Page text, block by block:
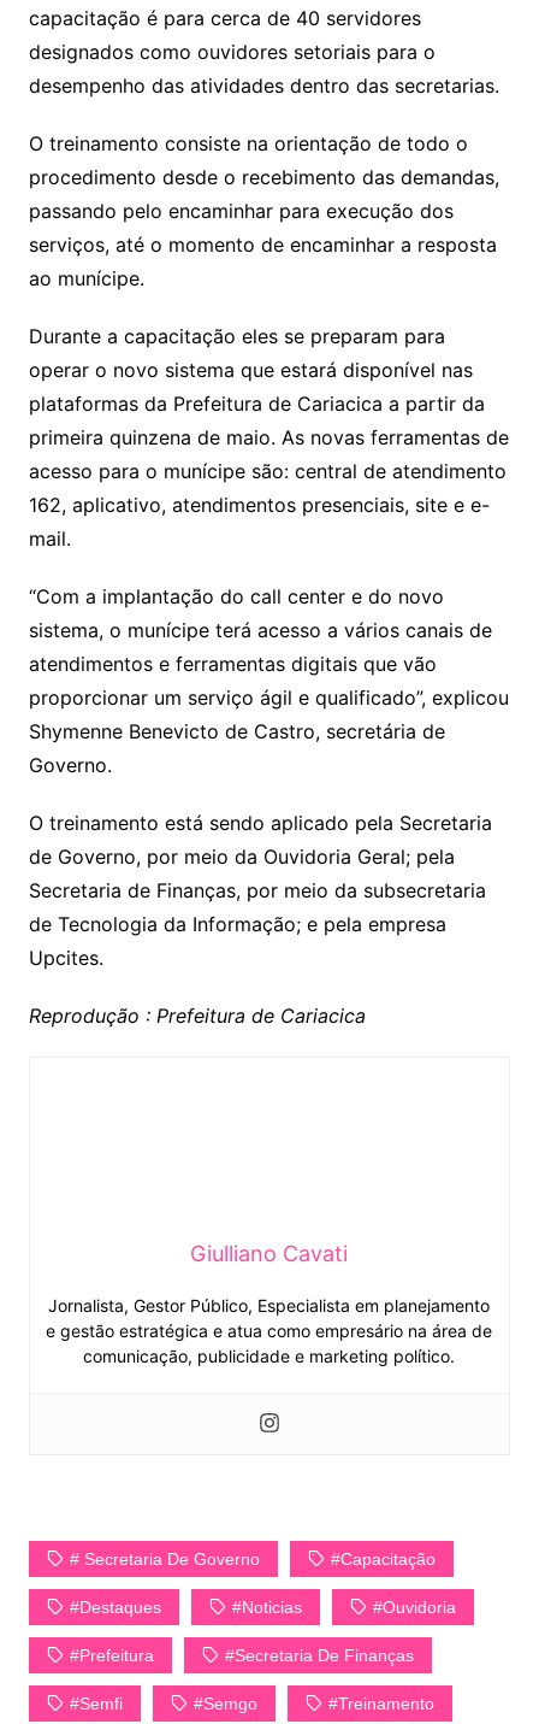
capacitação é para cerca de 40 servidores
designados como ouvidores setoriais para o
desempenho das atividades dentro das secretarias.
O treinamento consiste na orientação de todo o
procedimento desde o recebimento das demandas,
passando pelo encaminhar para execução dos
serviços, até o momento de encaminhar a resposta
ao munícipe.
Durante a capacitação eles se preparam para
operar o novo sistema que estará disponível nas
plataformas da Prefeitura de Cariacica a partir da
primeira quinzena de maio. As novas ferramentas de
acesso para o munícipe são: central de atendimento
162, aplicativo, atendimentos presenciais, site e e-
mail.
“Com a implantação do call center e do novo
sistema, o munícipe terá acesso a vários canais de
atendimentos e ferramentas digitais que vão
proporcionar um serviço ágil e qualificado”, explicou
Shymenne Benevicto de Castro, secretária de
Governo.
O treinamento está sendo aplicado pela Secretaria
de Governo, por meio da Ouvidoria Geral; pela
Secretaria de Finanças, por meio da subsecretaria
de Tecnologia da Informação; e pela empresa
Upcites.
Reprodução : Prefeitura de Cariacica
Giulliano Cavati
Jornalista, Gestor Público, Especialista em planejamento
e gestão estratégica e atua como empresário na área de
comunicação, publicidade e marketing político.
# Secretaria De Governo #Capacitação
#Destaques #Noticias #ouvidoria
#Prefeitura #Secretaria De Finanças
#Semfi #Semgo #Treinamento